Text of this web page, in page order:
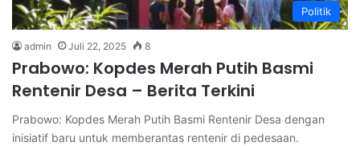
Politik
admin Juli 22, 2025 8
Prabowo: Kopdes Merah Putih Basmi
Rentenir Desa – Berita Terkini
Prabowo: Kopdes Merah Putih Basmi Rentenir Desa dengan
inisiatif baru untuk memberantas rentenir di pedesaan.